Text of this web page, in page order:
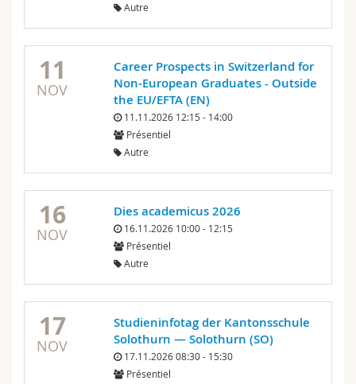
Autre
11
NOV
Career Prospects in Switzerland for
Non‑European Graduates - Outside
the EU/EFTA (EN)
11.11.2026 12:15 - 14:00
Présentiel
Autre
16
NOV
Dies academicus 2026
16.11.2026 10:00 - 12:15
Présentiel
Autre
17
NOV
Studieninfotag der Kantonsschule
Solothurn — Solothurn (SO)
17.11.2026 08:30 - 15:30
Présentiel